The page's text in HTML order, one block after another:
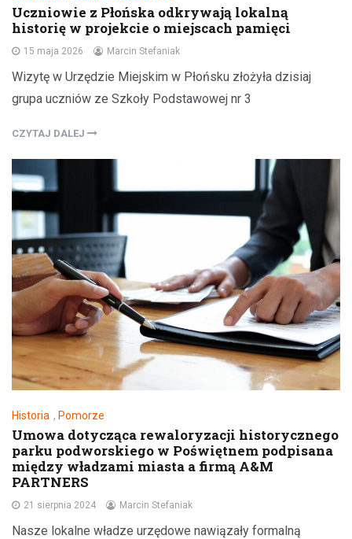
Uczniowie z Płońska odkrywają lokalną
historię w projekcie o miejscach pamięci
15 maja 2026 Marcin Stefaniak
Wizytę w Urzędzie Miejskim w Płońsku złożyła dzisiaj
grupa uczniów ze Szkoły Podstawowej nr 3
CZYTAJ DALEJ
Historia , Pomorze
Umowa dotycząca rewaloryzacji historycznego
parku podworskiego w Poświętnem podpisana
między władzami miasta a firmą A&M
PARTNERS
21 sierpnia 2024 Marcin Stefaniak
Nasze lokalne władze urzędowe nawiązały formalną